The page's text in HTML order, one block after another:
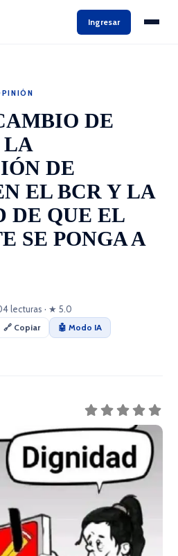
Ingresar
DE
LA
DE
EL BCR Y LA
DE QUE EL
SE PONGA A
lecturas · ★ 5.0
🔗 Copiar
🤖 Modo IA